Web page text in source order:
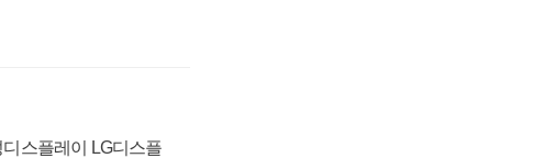
스플레이 LG디스플